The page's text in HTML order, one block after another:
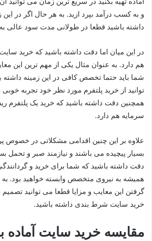
و به کسب درآمد بپرد ازید. به هر حال اگر در
داشته باشید قطعا در طولانی مدت سود عالی
در این میان اما دقت داشته باشید که خرید
هم دارد. به عنوان مثال یکی از مهم ترین این
شما باید حتما تخصص کافی در این زمینه داشته
توانید از خرید پلتفرم مورد نظر خود تجربه
همچنین دقت داشته باشید که خرید یک پلتفرم
سرمایه هم دارد.
علاوه بر این چنین اقدامی مشکلاتی در خصوص
بسیار پیچیده می باشند و نیازمند صبر و تحمل
دقت داشته باشید که شما برای خرید و
همیشه به نیروی متخصص وابسته خواهید بود. به
گرفتن این معایب و مزایا قطعا می توانید
خرید سایت شرط بندی داشته باشید.
مقایسه خرید سایت آماده